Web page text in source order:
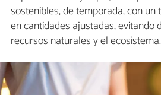
sostenibles, de temporada, con
en cantidades ajustadas, evitando
recursos naturales y el ecosistema.